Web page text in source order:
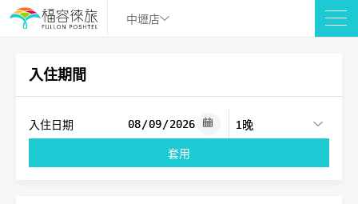
中壢店
入住期間
入住日期
套用